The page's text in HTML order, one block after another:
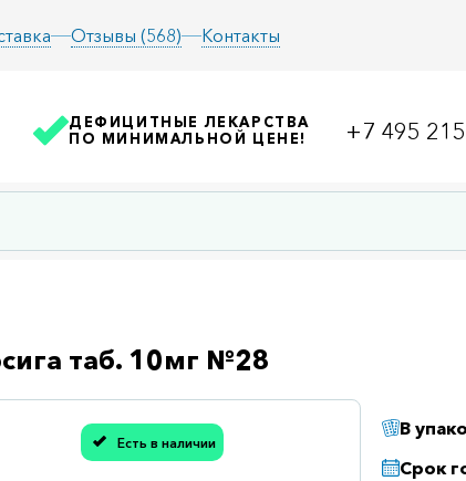
Отзывы (568) Контакты
ДЕФИЦИТНЫЕ ЛЕКАРСТВА
ПО МИНИМАЛЬНОЙ ЦЕНЕ!
+7 495
таб. 10мг №28
Есть в наличии
Спасибо, мы учли Вашу оценку!
В
Срок